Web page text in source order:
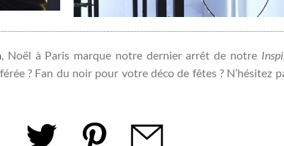
, Noël à Paris marque notre dernier arrêt de notre
? Fan du noir pour votre déco de fêtes ? N’hésitez